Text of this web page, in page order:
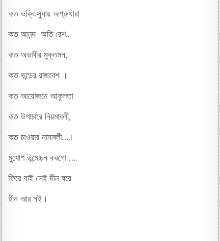
কত ভক্তিসুধায় অশ্রুধারা
কত আনন্দ অতি রেশ..
কত অভাবীর মুক্তমন,
কত ভন্ডের রাজবেশ ।
কত আয়োজনে আকুলতা
কত উপাচারে নিয়মাবলী,
কত চাওয়ার নামাবলী…।
মুখোশ উন্মোচন করগো ….
ফিরে যাই সেই দীন ঘরে
হীন আর নই।